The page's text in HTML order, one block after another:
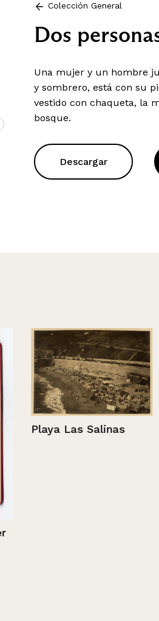
Colección General
Dos
Una mujer y un hombre
y sombrero, está con su
vestido con chaqueta, la
bosque.
Descargar
Playa Las Salinas